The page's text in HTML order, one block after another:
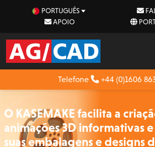
PORTUGUÊS
APOIO
Telefone +44 (0)1606
O KASEMAKE facilita a
animações 3D informativas
suas embalagens e designs